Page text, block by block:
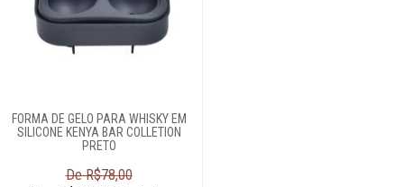
Acessórios
Barras
cereais
Escorredores de
FORMA DE GELO PARA WHISKY EM
SILICONE KENYA BAR COLLETION
PRETO
De R$78,00